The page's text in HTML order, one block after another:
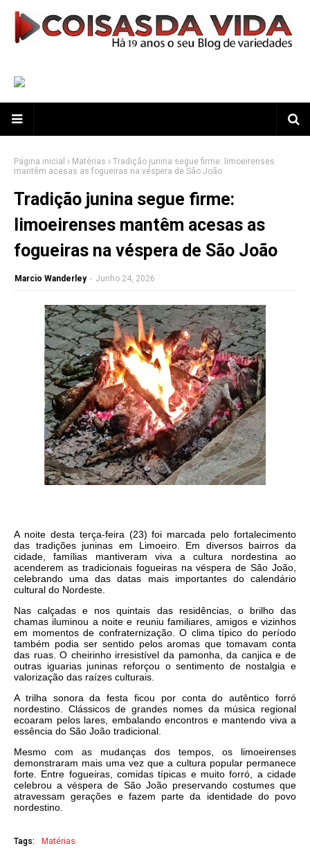
Página inicial Matérias
Tradição junina segue firme: limoeirenses
mantêm acesas as fogueiras na véspera de São João
Tradição junina segue firme:
limoeirenses mantêm acesas as
fogueiras na véspera de São João
Marcio Wanderley - Junho 24, 2026
A noite desta terça-feira (23) foi marcada pelo fortalecimento
das tradições juninas em Limoeiro. Em diversos bairros da
cidade, famílias mantiveram viva a cultura nordestina ao
acenderem as tradicionais fogueiras na véspera de São João,
celebrando uma das datas mais importantes do calendário
cultural do Nordeste.
Nas calçadas e nos quintais das residências, o brilho das
chamas iluminou a noite e reuniu familiares, amigos e vizinhos
em momentos de confraternização. O clima típico do período
também podia ser sentido pelos aromas que tomavam conta
das ruas. O cheirinho irresistível da pamonha, da canjica e de
outras iguarias juninas reforçou o sentimento de nostalgia e
valorização das raízes culturais.
A trilha sonora da festa ficou por conta do autêntico forró
nordestino. Clássicos de grandes nomes da música regional
ecoaram pelos lares, embalando encontros e mantendo viva a
essência do São João tradicional.
Mesmo com as mudanças dos tempos, os limoeirenses
demonstraram mais uma vez que a cultura popular permanece
forte. Entre fogueiras, comidas típicas e muito forró, a cidade
celebrou a véspera de São João preservando costumes que
atravessam gerações e fazem parte da identidade do povo
nordestino.
Tags: Matérias